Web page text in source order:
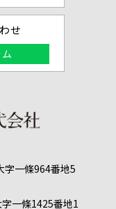
せ
一條964番地5
一條1425番地1